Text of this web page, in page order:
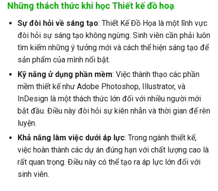
Những thách thức khi học Thiết kế đồ hoạ
Sự đòi hỏi về sáng tạo: Thiết Kế Đồ Họa là một lĩnh vực
đòi hỏi sự sáng tạo không ngừng. Sinh viên cần phải luôn
tìm kiếm những ý tưởng mới và cách thể hiện sáng tạo để
sản phẩm của mình nổi bật.
Kỹ nắng ử dụng phần mềm: Việc thành thạo các phần
mềm thiết kế như Adobe Photoshop, Illustrator, và
InDesign là một thách thức lớn đối với nhiều người mới
bắt đầu. Điều này đòi hỏi sự kiên nhẫn và thời gian để rèn
luyện.
Khả năng làm việc dưới áp lực: Trong ngành thiết kế,
việc hoàn thành các dự án đúng hạn với chất lượng cao là
rất quan trọng. Điều này có thể tạo ra áp lực lớn đối với
sinh viên.